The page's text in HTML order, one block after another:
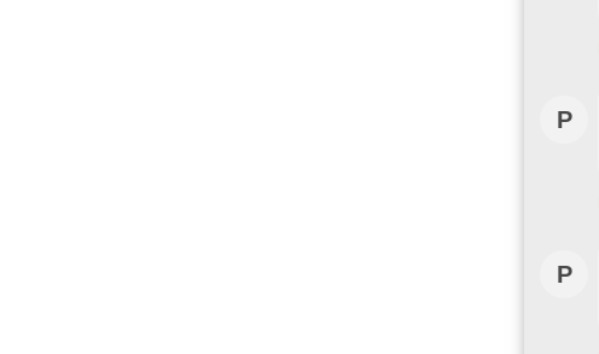
P
P